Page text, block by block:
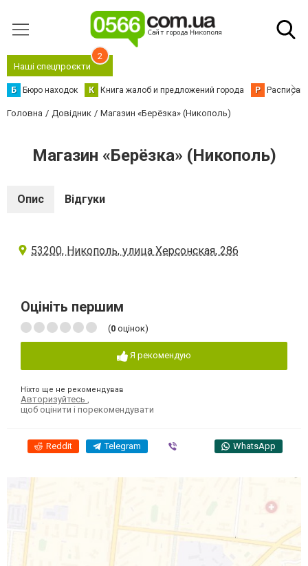
Наші спецпроєкти
2
Б Бюро находок К Книга жалоб и предложений города Р
Головна Довідник Магазин «Берёзка» (Никополь)
Магазин «Берёзка» (Никополь)
Опис Відгуки
53200, Никополь, улица Херсонская, 286
Оцініть першим
(0 оцінок)
Я рекомендую
Ніхто ще не рекомендував
Авторизуйтесь
щоб оцінити і порекомендувати
Reddit Telegram WhatsApp